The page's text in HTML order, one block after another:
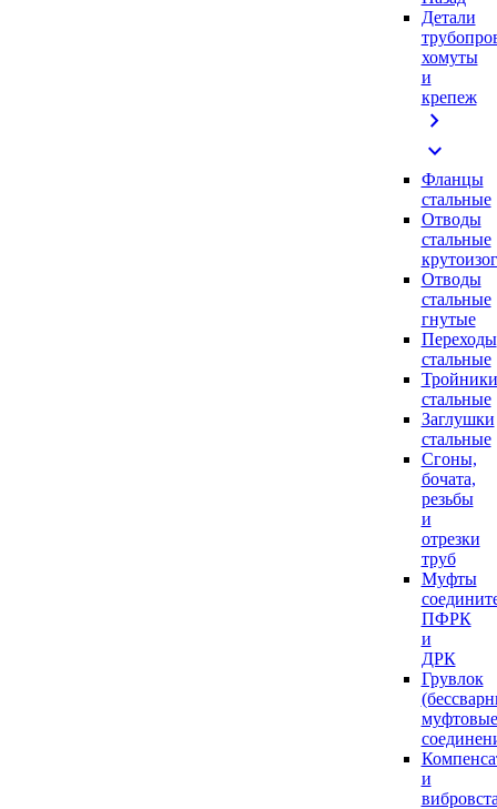
Детали
хомуты
и
крепеж
chevron_right
expand_more
Фланцы
стальные
Отводы
стальные
Отводы
стальные
гнутые
Переходы
стальные
Тройники
стальные
Заглушки
стальные
Сгоны,
бочата,
резьбы
и
отрезки
труб
Муфты
ПФРК
и
ДРК
Грувлок
муфтовые
и